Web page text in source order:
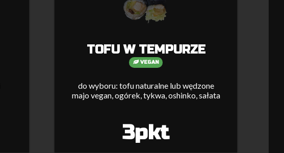
TOFU W TEMPURZE
VEGAN
do wyboru: tofu naturalne lub wędzone
majo vegan, ogórek, tykwa, oshinko, sałata
3pkt